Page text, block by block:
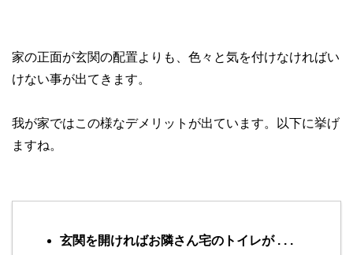
家の正面が玄関の配置よりも、色々と気を付けなければい
けない事が出てきます。
我が家ではこの様なデメリットが出ています。以下に挙げ
ますね。
玄関を開ければお隣さん宅のトイレが . . .